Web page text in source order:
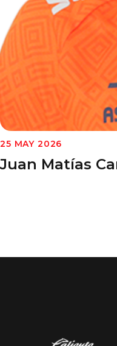
25 MAY 2026
Juan Matías